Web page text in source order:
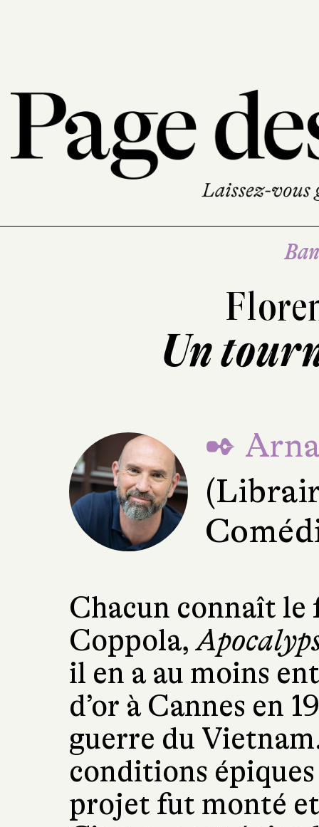
Un
✒
Chacun connaît
Coppola,
il en a au moins
d’or à Cannes en
guerre du
conditions
projet fut monté